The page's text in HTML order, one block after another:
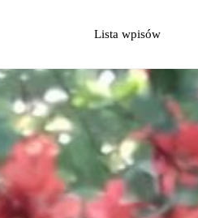
do
treści
Lista wpisów